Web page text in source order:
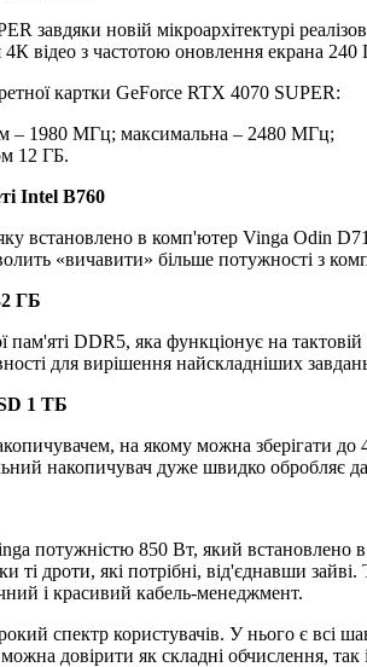
завдяки новій мікроархітектурі
4К відео з частотою оновлення екрана
картки GeForce RTX 4070 SUPER:
– 1980 МГц; максимальна – 2480 МГц;
12 ГБ.
Intel B760
встановлено в комп'ютер Vinga Odin
«вичавити» більше потужності з
ГБ
DDR5, яка функціонує на
для вирішення найскладніших
1 ТБ
на якому можна зберігати до
накопичувач дуже швидко обробляє
потужністю 850 Вт, який встановлено
ті дроти, які потрібні, від'єднавши
і красивий кабель-менеджмент.
спектр користувачів. У нього є всі
довірити як складні обчислення, так